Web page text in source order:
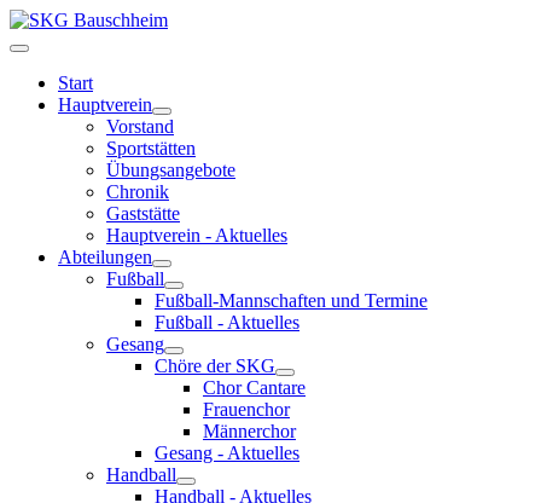
Start
Hauptverein
Vorstand
Sportstätten
Übungsangebote
Chronik
Gaststätte
Hauptverein - Aktuelles
Abteilungen
Fußball
Fußball-Mannschaften und Termine
Fußball - Aktuelles
Gesang
Chöre der SKG
Chor Cantare
Frauenchor
Männerchor
Gesang - Aktuelles
Handball
Handball - Aktuelles